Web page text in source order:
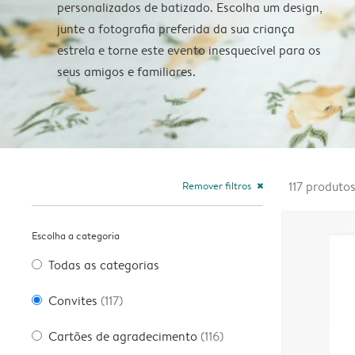
personalizados de batizado. Escolha um design,
junte a fotografia preferida da sua criança
estrela e torne este evento inesquecível para os
seus amigos e familiares.
Remover filtros close
Escolha a categoria
Todas as categorias
Convites (117)
Cartões de agradecimento (116)
117 produtos